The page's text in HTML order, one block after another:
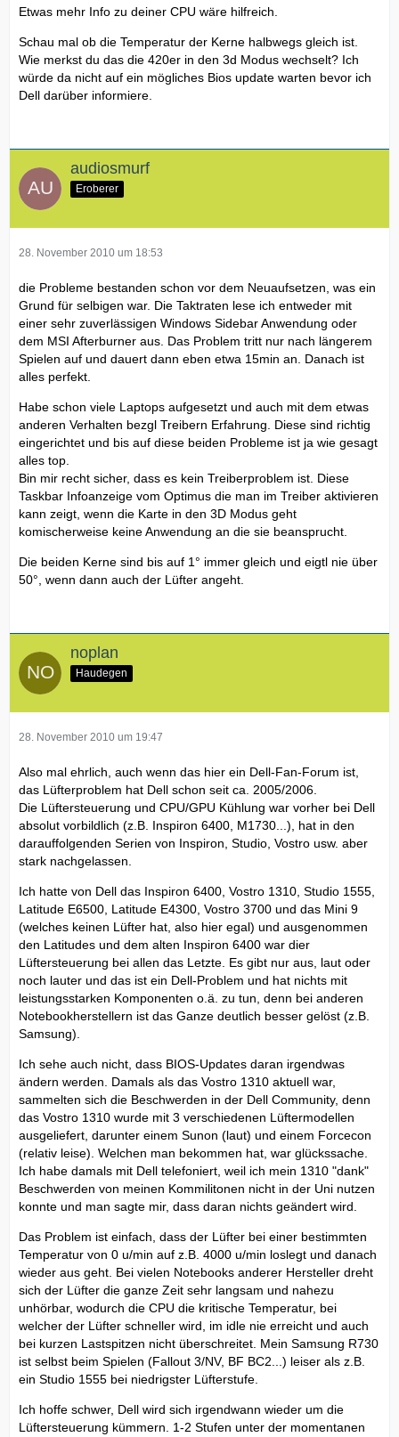
Etwas mehr Info zu deiner CPU wäre hilfreich.
Schau mal ob die Temperatur der Kerne halbwegs gleich ist.
Wie merkst du das die 420er in den 3d Modus wechselt? Ich
würde da nicht auf ein mögliches Bios update warten bevor ich
Dell darüber informiere.
audiosmurf
Eroberer
28. November 2010 um 18:53
die Probleme bestanden schon vor dem Neuaufsetzen, was ein
Grund für selbigen war. Die Taktraten lese ich entweder mit
einer sehr zuverlässigen Windows Sidebar Anwendung oder
dem MSI Afterburner aus. Das Problem tritt nur nach längerem
Spielen auf und dauert dann eben etwa 15min an. Danach ist
alles perfekt.
Habe schon viele Laptops aufgesetzt und auch mit dem etwas
anderen Verhalten bezgl Treibern Erfahrung. Diese sind richtig
eingerichtet und bis auf diese beiden Probleme ist ja wie gesagt
alles top.
Bin mir recht sicher, dass es kein Treiberproblem ist. Diese
Taskbar Infoanzeige vom Optimus die man im Treiber aktivieren
kann zeigt, wenn die Karte in den 3D Modus geht
komischerweise keine Anwendung an die sie beansprucht.
Die beiden Kerne sind bis auf 1° immer gleich und eigtl nie über
50°, wenn dann auch der Lüfter angeht.
noplan
Haudegen
28. November 2010 um 19:47
Also mal ehrlich, auch wenn das hier ein Dell-Fan-Forum ist,
das Lüfterproblem hat Dell schon seit ca. 2005/2006.
Die Lüftersteuerung und CPU/GPU Kühlung war vorher bei Dell
absolut vorbildlich (z.B. Inspiron 6400, M1730...), hat in den
darauffolgenden Serien von Inspiron, Studio, Vostro usw. aber
stark nachgelassen.
Ich hatte von Dell das Inspiron 6400, Vostro 1310, Studio 1555,
Latitude E6500, Latitude E4300, Vostro 3700 und das Mini 9
(welches keinen Lüfter hat, also hier egal) und ausgenommen
den Latitudes und dem alten Inspiron 6400 war dier
Lüftersteuerung bei allen das Letzte. Es gibt nur aus, laut oder
noch lauter und das ist ein Dell-Problem und hat nichts mit
leistungsstarken Komponenten o.ä. zu tun, denn bei anderen
Notebookherstellern ist das Ganze deutlich besser gelöst (z.B.
Samsung).
Ich sehe auch nicht, dass BIOS-Updates daran irgendwas
ändern werden. Damals als das Vostro 1310 aktuell war,
sammelten sich die Beschwerden in der Dell Community, denn
das Vostro 1310 wurde mit 3 verschiedenen Lüftermodellen
ausgeliefert, darunter einem Sunon (laut) und einem Forcecon
(relativ leise). Welchen man bekommen hat, war glückssache.
Ich habe damals mit Dell telefoniert, weil ich mein 1310 "dank"
Beschwerden von meinen Kommilitonen nicht in der Uni nutzen
konnte und man sagte mir, dass daran nichts geändert wird.
Das Problem ist einfach, dass der Lüfter bei einer bestimmten
Temperatur von 0 u/min auf z.B. 4000 u/min loslegt und danach
wieder aus geht. Bei vielen Notebooks anderer Hersteller dreht
sich der Lüfter die ganze Zeit sehr langsam und nahezu
unhörbar, wodurch die CPU die kritische Temperatur, bei
welcher der Lüfter schneller wird, im idle nie erreicht und auch
bei kurzen Lastspitzen nicht überschreitet. Mein Samsung R730
ist selbst beim Spielen (Fallout 3/NV, BF BC2...) leiser als z.B.
ein Studio 1555 bei niedrigster Lüfterstufe.
Ich hoffe schwer, Dell wird sich irgendwann wieder um die
Lüftersteuerung kümmern. 1-2 Stufen unter der momentanen